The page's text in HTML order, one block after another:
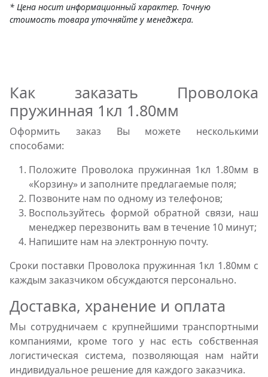
* Цена носит информационный характер. Точную
стоимость товара уточняйте у менеджера.
Как заказать Проволока
пружинная 1кл 1.80мм
Оформить заказ Вы можете несколькими
способами:
Положите Проволока пружинная 1кл 1.80мм в
«Корзину» и заполните предлагаемые поля;
Позвоните нам по одному из телефонов;
Воспользуйтесь формой обратной связи, наш
менеджер перезвонить вам в течение 10 минут;
Напишите нам на электронную почту.
Сроки поставки Проволока пружинная 1кл 1.80мм с
каждым заказчиком обсуждаются персонально.
Доставка, хранение и оплата
Мы сотрудничаем с крупнейшими транспортными
компаниями, кроме того у нас есть собственная
логистическая система, позволяющая нам найти
индивидуальное решение для каждого заказчика.